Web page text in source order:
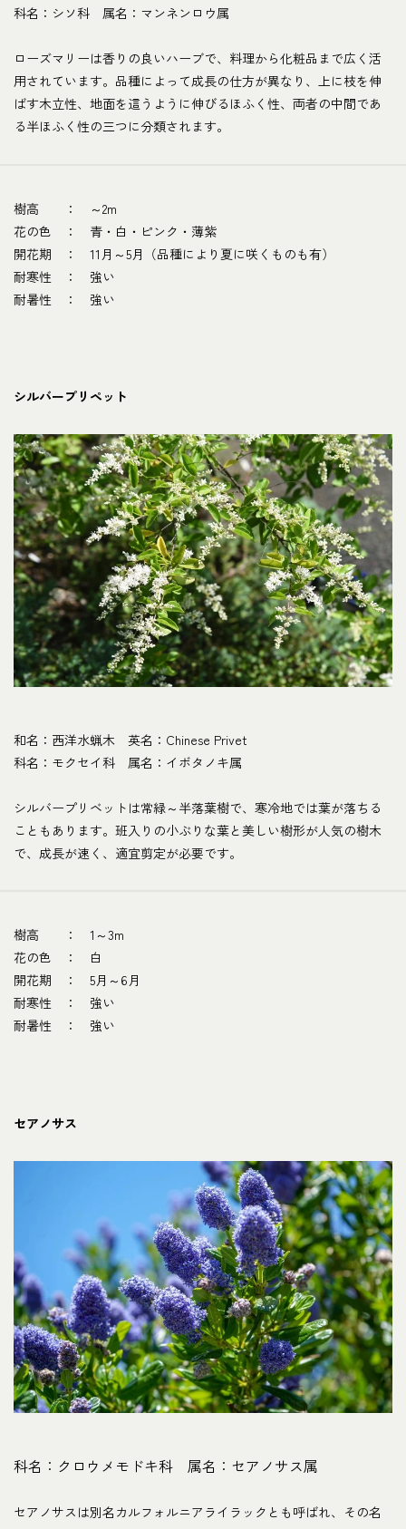
科名：シソ科 属名：マンネンロウ属
ローズマリーは香りの良いハーブで、料理から化粧品まで広く活
用されています。品種によって成長の仕方が異なり、上に枝を伸
ばす木立性、地面を這うように伸びるほふく性、両者の中間であ
る半ほふく性の三つに分類されます。
樹高 ： ～2m
花の色 ： 青・白・ピンク・薄紫
開花期 ： 11月～5月（品種により夏に咲くものも有）
耐寒性 ： 強い
耐暑性 ： 強い
シルバープリペット
和名：西洋水蝋木 英名：Chinese Privet
科名：モクセイ科 属名：イボタノキ属
シルバープリベットは常緑～半落葉樹で、寒冷地では葉が落ちる
こともあります。班入りの小ぶりな葉と美しい樹形が人気の樹木
で、成長が速く、適宜剪定が必要です。
樹高 ： 1～3m
花の色 ： 白
開花期 ： 5月～6月
耐寒性 ： 強い
耐暑性 ： 強い
セアノサス
科名：クロウメモドキ科 属名：セアノサス属
セアノサスは別名カルフォルニアライラックとも呼ばれ、その名